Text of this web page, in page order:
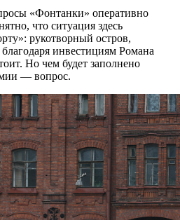
«Фонтанки» оперативно
что ситуация здесь
рукотворный остров,
инвестициям Романа
Но чем будет заполнено
— вопрос.